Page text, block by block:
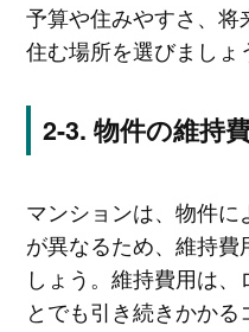
予算や住みやすさ、将
住む場所を選びましょ
物件の維持
マンションは、物件
が異なるため、維持費
しょう。維持費用は
とでも引き続きかかる